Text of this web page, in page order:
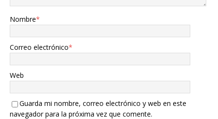
Nombre*
Correo electrónico*
Web
Guarda mi nombre, correo electrónico y web en este
navegador para la próxima vez que comente.